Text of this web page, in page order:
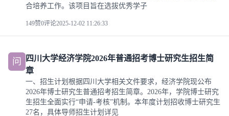
合培养工作。该项目旨在选拔优秀学子
149赞0评论2025-12-02 11:26:33
问
四川大学经济学院2026年普通招考博士研究生招生简
章
一、招生计划根据四川大学相关文件要求，经济学院现公布
2026年博士研究生普通招考招生简章。2026年，学院博士研究
生招生全面实行“申请-考核”机制。本年度计划招收博士研究生
27名，具体导师招生计划详见